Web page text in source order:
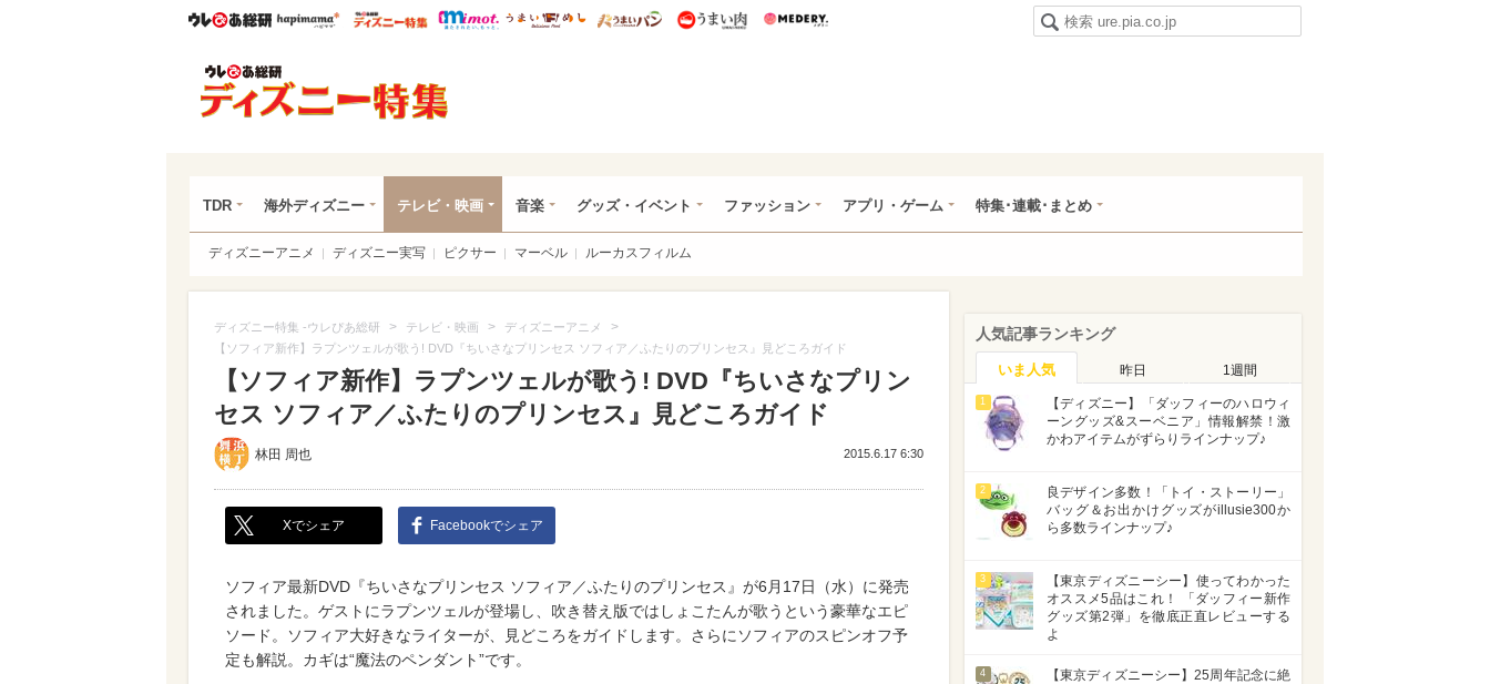
ウレぴあ総研ハピママ* ウレぴあ総研 ディズニー特集
mimot. うまいめし うまいパン うまい肉
TDR 海外ディズニー テレビ・映画 音楽 グッズ・イベント ファッション アプリ・ゲーム 特集･連載･まとめ
ディズニーアニメ ディズニー実写 ピクサー マーベル ルーカスフィルム
ディズニー特集 -ウレぴあ総研 > テレビ・映画 > ディズニーアニメ >
【ソフィア新作】ラプンツェルが歌う! DVD『ちいさなプリンセス ソフィア／ふたりのプリンセス』見どころガイド
【ソフィア新作】ラプンツェルが歌う! DVD『ちいさなプリン
セス ソフィア／ふたりのプリンセス』見どころガイド
林田 周也 2015.6.17 6:30
Xでシェア Facebookでシェア
ソフィア最新DVD『ちいさなプリンセス ソフィア／ふたりのプリンセス』が6月17日（水）に発売
されました。ゲストにラプンツェルが登場し、吹き替え版ではしょこたんが歌うという豪華なエピ
ソード。ソフィア大好きなライターが、見どころをガイドします。さらにソフィアのスピンオフ予
定も解説。カギは“魔法のペンダント”です。
人気記事ランキング
いま人気 昨日 1週間
1
【ディズニー】「ダッフィーのハロウィ
ーングッズ&スーベニア」情報解禁！激
かわアイテムがずらりラインナップ♪
2
良デザイン多数！「トイ・ストーリー」
バッグ＆お出かけグッズがillusie300か
ら多数ラインナップ♪
3
【東京ディズニーシー】使ってわかった
オススメ5品はこれ！ 「ダッフィー新作
グッズ第2弾」を徹底正直レビューする
よ
4
【東京ディズニーシー】25周年記念に絶